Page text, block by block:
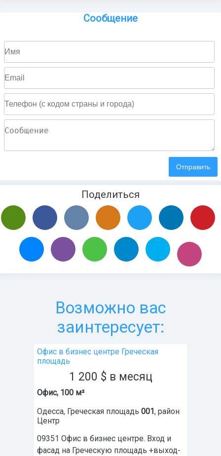
Сообщение
Поделиться
Возможно вас
заинтересует:
Офис в бизнес центре Греческая
площадь
1 200 $ в месяц
Офис, 100 м²
Одесса, Греческая площадь 001, район
Центр
09351 Офис в бизнес центре. Вход и
фасад на Греческую площадь +выход-